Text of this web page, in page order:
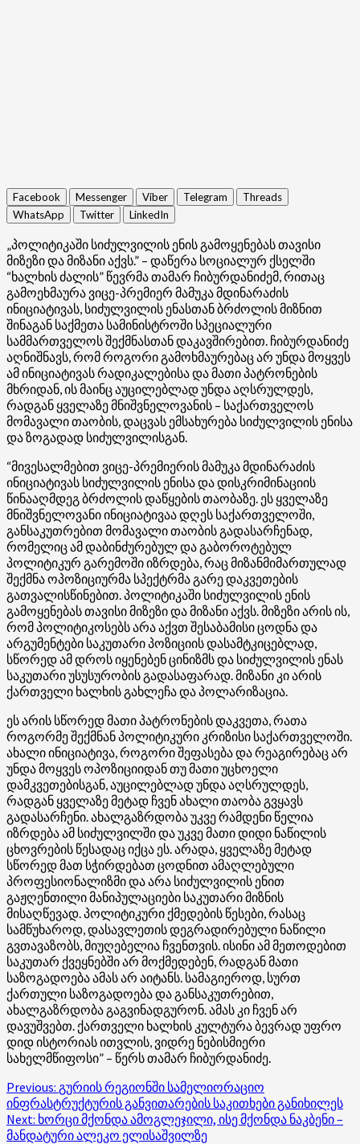
Facebook Messenger Viber Telegram
Threads
WhatsApp
Twitter LinkedIn
„პოლიტიკაში სიძულვილის ენის გამოყენებას თავისი
მიზეზი და მიზანი აქვს.” – დაწერა სოციალურ ქსელში
“ხალხის ძალის” წევრმა თამარ ჩიბურდანიძემ, რითაც
გამოეხმაურა ვიცე-პრემიერ მამუკა მდინარაძის
ინიციატივას, სიძულვილის ენასთან ბრძოლის მიზნით
შინაგან საქმეთა სამინისტროში სპეციალური
სამმართველოს შექმნასთან დაკავშირებით. ჩიბურდანიძე
აღნიშნავს, რომ როგორი გამოხმაურებაც არ უნდა მოყვეს
ამ ინიციატივას რადიკალებისა და მათი პატრონების
მხრიდან, ის მაინც აუცილებლად უნდა აღსრულდეს,
რადგან ყველაზე მნიშვნელოვანის – საქართველოს
მომავალი თაობის, დაცვას ემსახურება სიძულვილის ენისა
და ზოგადად სიძულვილისგან.
“მივესალმებით ვიცე-პრემიერის მამუკა მდინარაძის
ინიციატივას სიძულვილის ენისა და დისკრიმინაციის
წინააღმდეგ ბრძოლის დაწყების თაობაზე. ეს ყველაზე
მნიშვნელოვანი ინიციატივაა დღეს საქართველოში,
განსაკუთრებით მომავალი თაობის გადასარჩენად,
რომელიც ამ დაბინძურებულ და გაბოროტებულ
პოლიტიკურ გარემოში იზრდება, რაც მიზანმიმართულად
შექმნა ოპოზიციურმა სპექტრმა გარე დაკვეთების
გათვალისწინებით. პოლიტიკაში სიძულვილის ენის
გამოყენებას თავისი მიზეზი და მიზანი აქვს. მიზეზი არის ის,
რომ პოლიტიკოსებს არა აქვთ შესაბამისი ცოდნა და
არგუმენტები საკუთარი პოზიციის დასამტკიცებლად,
სწორედ ამ დროს იყენებენ ცინიზმს და სიძულვილის ენას
საკუთარი უსუსურობის გადასაფარად. მიზანი კი არის
ქართველი ხალხის გახლეჩა და პოლარიზაცია.
ეს არის სწორედ მათი პატრონების დაკვეთა, რათა
როგორმე შექმნან პოლიტიკური კრიზისი საქართველოში.
ახალი ინიციატივა, როგორი შეფასება და რეაგირებაც არ
უნდა მოყვეს ოპოზიციიდან თუ მათი უცხოელი
დამკვეთებისგან, აუცილებლად უნდა აღსრულდეს,
რადგან ყველაზე მეტად ჩვენ ახალი თაობა გვყავს
გადასარჩენი. ახალგაზრდობა უკვე რამდენი წელია
იზრდება ამ სიძულვილში და უკვე მათი დიდი ნაწილის
ცხოვრების წესადაც იქცა ეს. არადა, ყველაზე მეტად
სწორედ მათ სჭირდებათ ცოდნით ამაღლებული
პროფესიონალიზმი და არა სიძულვილის ენით
გაჟღენთილი მანიპულაციები საკუთარი მიზნის
მისაღწევად. პოლიტიკური ქმედების წესები, რასაც
სამწუხაროდ, დასავლეთის დეგრადირებული ნაწილი
გვთავაზობს, მიუღებელია ჩვენთვის. ისინი ამ მეთოდებით
საკუთარ ქვეყნებში არ მოქმედებენ, რადგან მათი
საზოგადოება ამას არ აიტანს. სამაგიეროდ, სურთ
ქართული საზოგადოება და განსაკუთრებით,
ახალგაზრდობა გაგვინადგურონ. ამას კი ჩვენ არ
დავუშვებთ. ქართველი ხალხის კულტურა ბევრად უფრო
დიდ ისტორიას ითვლის, ვიდრე ნებისმიერი
სახელმწიფოსი” – წერს თამარ ჩიბურდანიძე.
Post
navigation
Previous: გურიის რეგიონში სამელიორაციო
ინფრასტრუქტურის განვითარების საკითხები განიხილეს
Next: ხორცი მქონდა ამოგლეჯილი, ისე მქონდა ნაკბენი –
მანდატური ალეკო ელისაშვილზე